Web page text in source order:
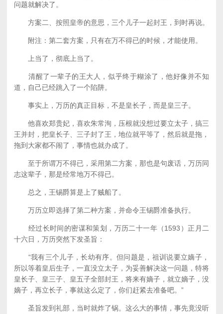
问题就解决了。
方案二、按照皇帝的意思，三个儿子一起封王，到时再说。
附注：第二套方案，只有在万不得已的时候，才能使用。
上当了，彻底上当了。
清醒了一辈子的王大人，似乎终于糊涂了，他好像并不知
道，自己已经跳入了一个陷阱。
事实上，万历的真正目标，不是皇长子，而是皇三子。
他喜欢郑贵妃，喜欢朱常洵，压根就没想过要立太子，搞三
王并封，把皇长子、三子封了王，地位就平等了，然后就是拖，
拖到大家都不闹了，事情也就办成了。
至于所谓万不得已，采用第二方案，那也是句废话，万历同
志这辈子，那是经常地万不得已。
总之，王锡爵算是上了贼船了。
万历立即选择了第二种方案，并命令王锡爵准备执行。
经过长时间的密谋和策划，万历二十一年（1593）正月二
十六日，万历突然下发圣旨：
“我有三个儿子，长幼有序。但问题是，祖训说要立嫡子，
所以等着皇后生子，一直没立太子，为妥善解决这一问题，特将
皇长子、皇三子、皇五子全部封王，将来有嫡子，就立嫡子，没
嫡子，再立长子，事就这么定了，你们赶紧去准备吧。”
圣旨发到礼部，当时就炸了锅。这么大的事情，事先竟没听